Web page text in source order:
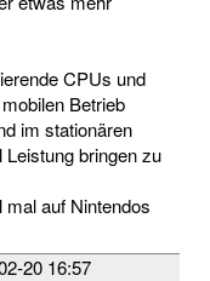
CPUs und
Betrieb
im stationären
bringen zu
auf Nintendos
20 16:57